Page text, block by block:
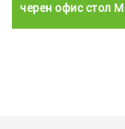
черен офис стол